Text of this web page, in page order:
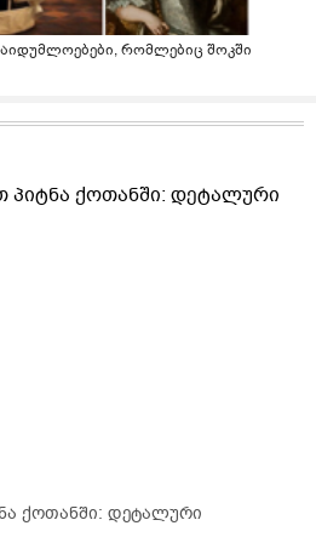
რომლებიც შოკში
ქოთანში: დეტალური